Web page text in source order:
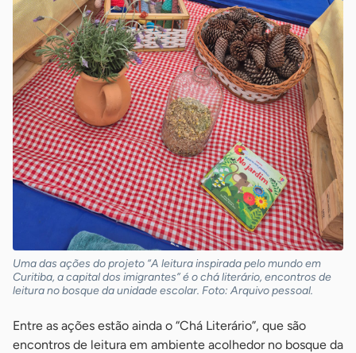
Uma das ações do projeto “A leitura inspirada pelo mundo em
Curitiba, a capital dos imigrantes” é o chá literário, encontros de
leitura no bosque da unidade escolar. Foto: Arquivo pessoal.
Entre as ações estão ainda o “Chá Literário”, que são
encontros de leitura em ambiente acolhedor no bosque da